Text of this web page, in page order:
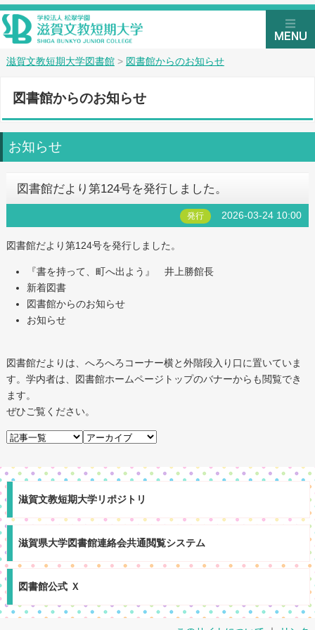
滋賀文教短期大学図書館 > 図書館からのお知らせ
図書館からのお知らせ
お知らせ
図書館だより第124号を発行しました。
発行 2026-03-24 10:00
図書館だより第124号を発行しました。
『書を持って、町へ出よう』 井上勝館長
新着図書
図書館からのお知らせ
お知らせ
図書館だよりは、へろへろコーナー横と外階段入り口に置いていま
す。学内者は、図書館ホームページトップのバナーからも閲覧でき
ます。
ぜひご覧ください。
滋賀文教短期大学リポジトリ
滋賀県大学図書館連絡会共通閲覧システム
図書館公式 Ｘ